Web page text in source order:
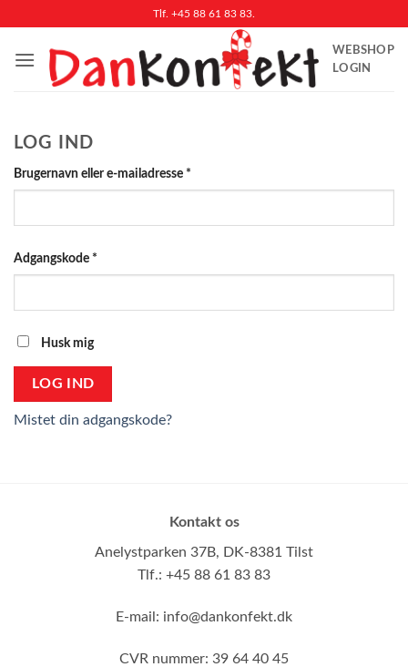
indhold
Tlf. +45 88 61 83 83.
WEBSHOP
LOGIN
LOG IND
Brugernavn eller e-mailadresse *
Adgangskode *
Husk mig
LOG IND
Mistet din adgangskode?
Kontakt os
Anelystparken 37B, DK-8381 Tilst
Tlf.: +45 88 61 83 83
E-mail: info@dankonfekt.dk
CVR nummer: 39 64 40 45